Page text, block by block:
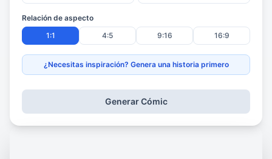
Relación de aspecto
1:1
4:5 9:16 16:9
¿Necesitas inspiración? Genera una historia primero
Generar Cómic